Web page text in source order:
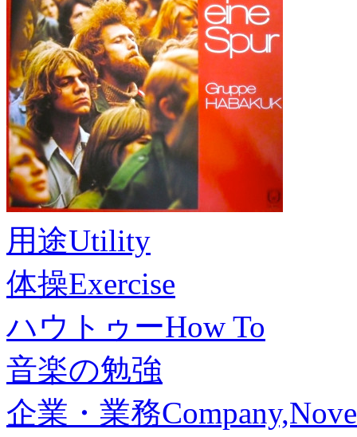
用途Utility
体操Exercise
ハウトゥーHow To
音楽の勉強
企業・業務